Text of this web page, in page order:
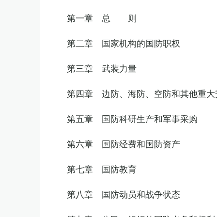
第一章 总 则
第二章 国家机构的国防职权
第三章 武装力量
第四章 边防、海防、空防和其他重大
第五章 国防科研生产和军事采购
第六章 国防经费和国防资产
第七章 国防教育
第八章 国防动员和战争状态